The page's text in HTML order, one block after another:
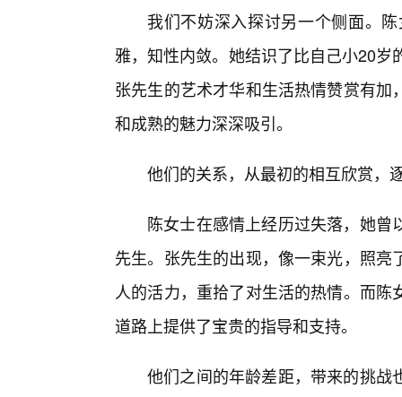
我们不妨深入探讨另一个侧面。
雅，知性内敛。她结识了比自己小20
张先生的艺术才华和生活热情赞赏有
和成熟的魅力深深吸引。
他们的关系，从最初的相互欣赏，
陈女士在感情上经历过失落，她
先生。张先生的出现，像一束光，照
人的活力，重拾了对生活的热情。而
道路上提供了宝贵的指导和支持。
他们之间的年龄差距，带来的挑战